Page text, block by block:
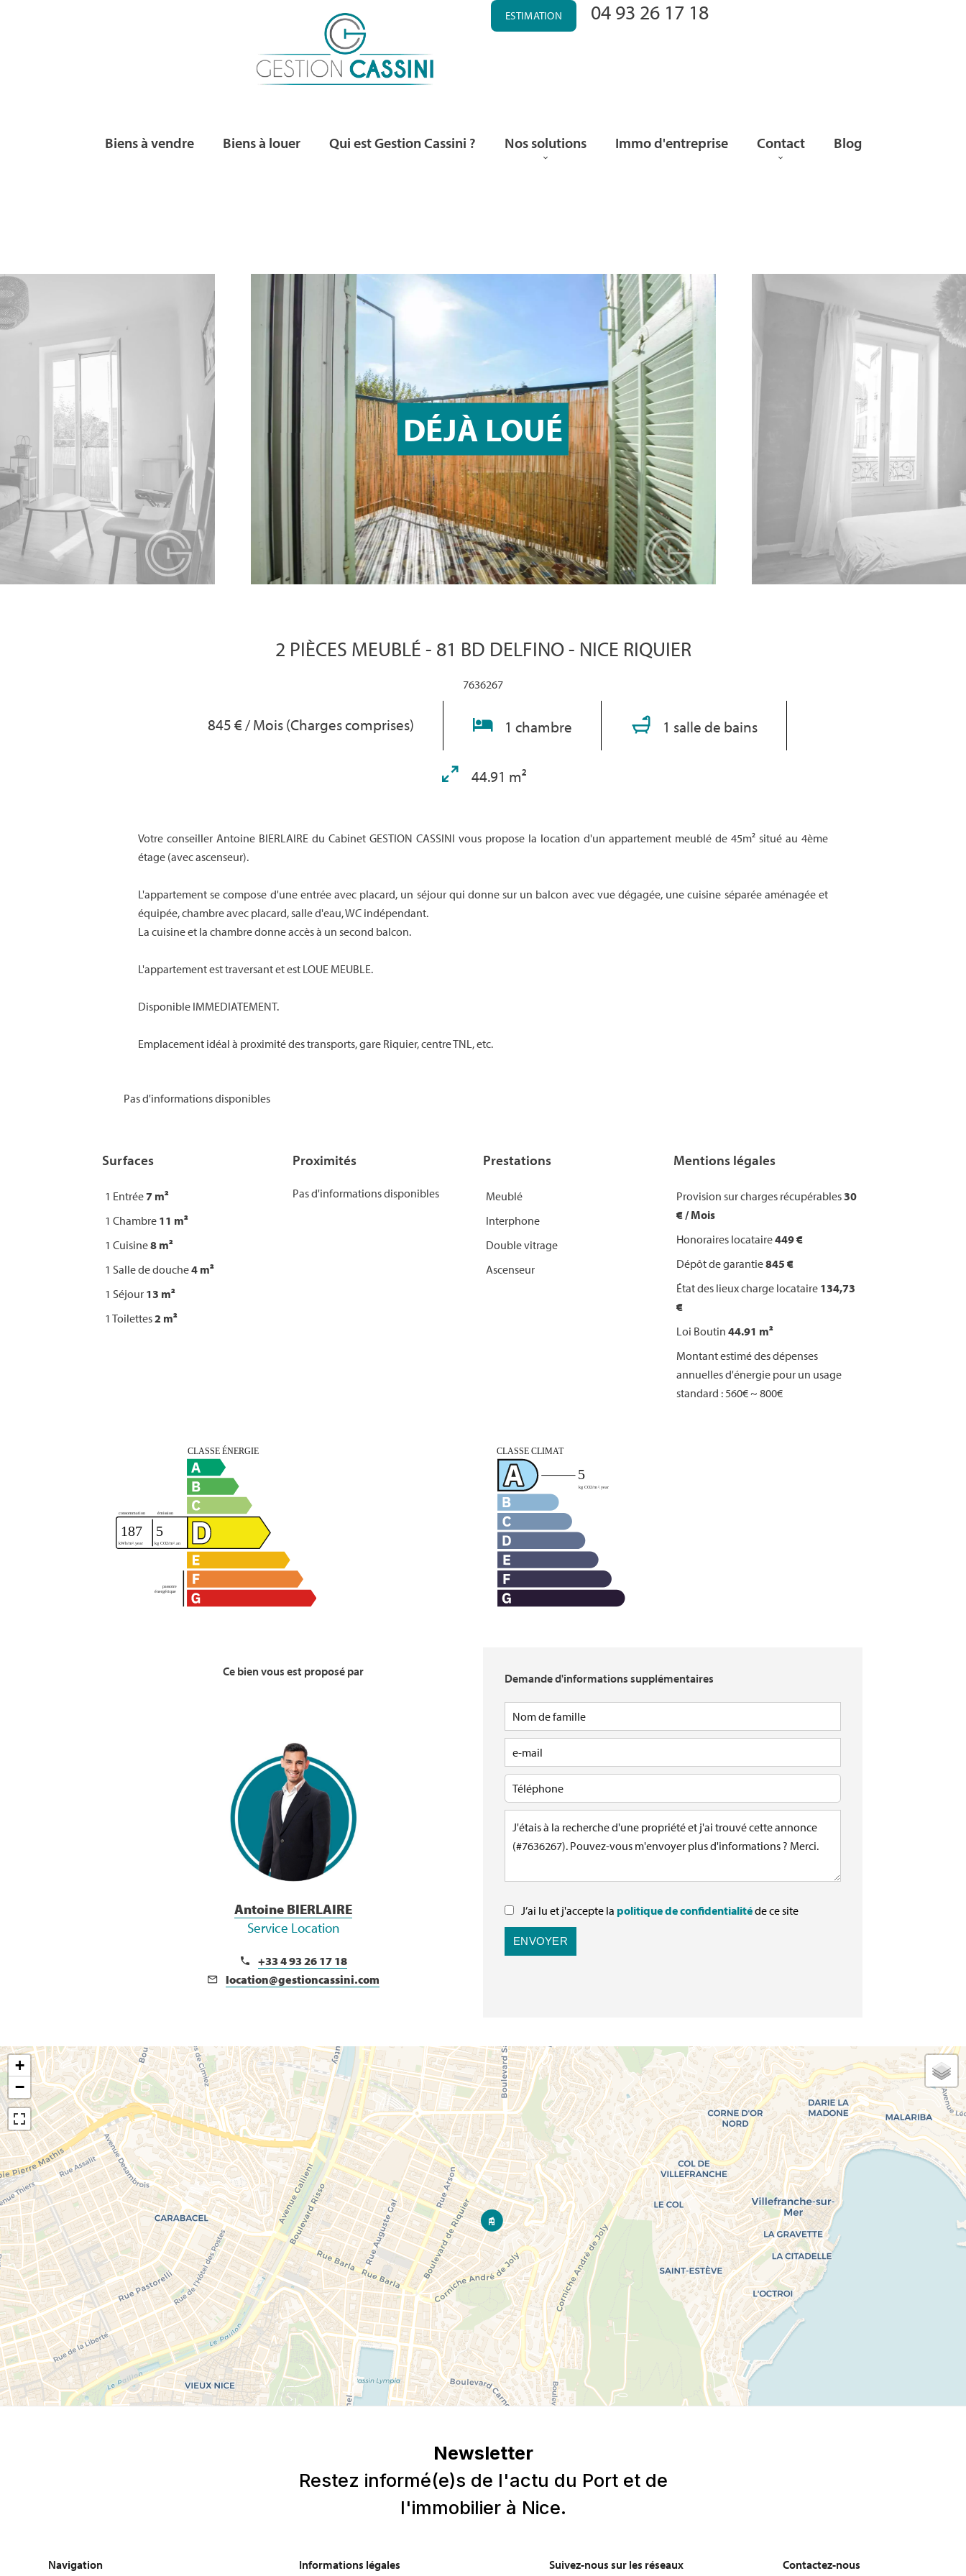
ESTIMATION 04 93 26 17 18
Biens à vendre Biens à louer Qui est Gestion Cassini ? Nos solutions Immo d'entreprise Contact Blog
DÉJÀ LOUÉ
2 PIÈCES MEUBLÉ - 81 BD DELFINO - NICE RIQUIER
7636267
845 € / Mois (Charges comprises) 1 chambre 1 salle de bains
44.91 m²
Votre conseiller Antoine BIERLAIRE du Cabinet GESTION CASSINI vous propose la location d'un appartement meublé de 45m² situé au 4ème
étage (avec ascenseur).
L'appartement se compose d'une entrée avec placard, un séjour qui donne sur un balcon avec vue dégagée, une cuisine séparée aménagée et
équipée, chambre avec placard, salle d'eau, WC indépendant.
La cuisine et la chambre donne accès à un second balcon.
L'appartement est traversant et est LOUE MEUBLE.
Disponible IMMEDIATEMENT.
Emplacement idéal à proximité des transports, gare Riquier, centre TNL, etc.
Pas d'informations disponibles
Surfaces
1 Entrée7 m²
1 Chambre 11 m²
1 Cuisine8 m²
1 Salle de douche4 m²
1 Séjour 13 m²
1 Toilettes2 m²
Proximités
Pas d'informations disponibles
Prestations
Meublé
Interphone
Double vitrage
Ascenseur
Mentions légales
Provision sur charges récupérables30
€ / Mois
Honoraires locataire449 €
Dépôt de garantie845 €
État des lieux charge locataire 134,73
€
Loi Boutin 44.91 m²
Montant estimé des dépenses
annuelles d'énergie pour un usage
standard : 560€ ~ 800€
Demande d'informations supplémentaires
J’ai lu et j'accepte la politique de confidentialitéde ce site
ENVOYER
Ce bien vous est proposé par
Voir la Bio
Antoine BIERLAIRE
Service Location
+33 4 93 26 17 18
location@gestioncassini.com
+
−
Navigation Informations légales Suivez-nous sur les réseaux Contactez-nous